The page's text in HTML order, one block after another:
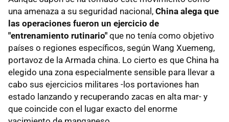
una amenaza a su seguridad nacional, China alega que
las operaciones fueron un ejercicio de
"entrenamiento rutinario" que no tenía como objetivo
países o regiones específicos, según Wang Xuemeng,
portavoz de la Armada china. Lo cierto es que China ha
elegido una zona especialmente sensible para llevar a
cabo sus ejercicios militares -los portaviones han
estado lanzando y recuperando zacas en alta mar- y
que coincide con el lugar exacto del enorme